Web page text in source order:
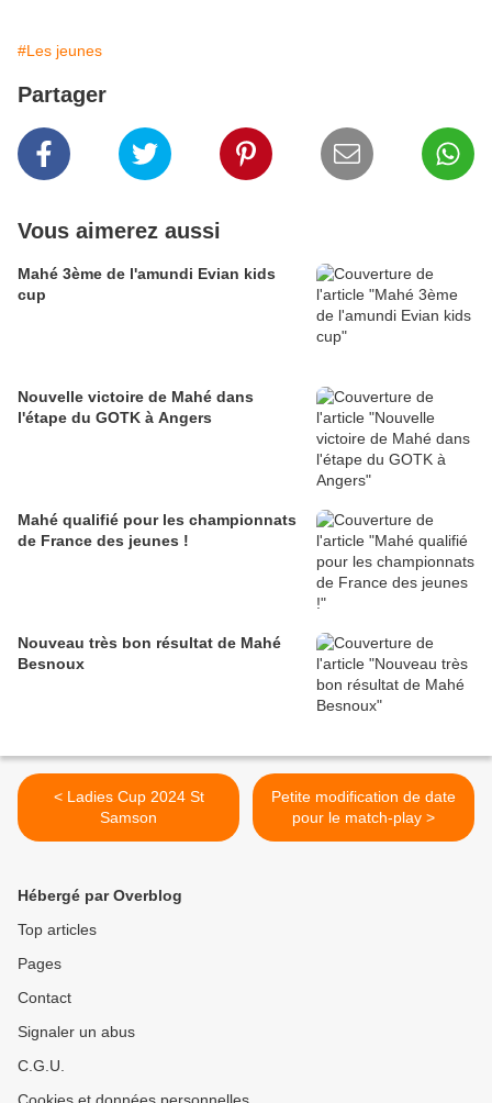
#Les jeunes
Partager
Vous aimerez aussi
Mahé 3ème de l'amundi Evian kids
cup
Nouvelle victoire de Mahé dans
l'étape du GOTK à Angers
Mahé qualifié pour les championnats
de France des jeunes !
Nouveau très bon résultat de Mahé
Besnoux
< Ladies Cup 2024 St
Samson
Petite modification de date
pour le match-play >
Hébergé par Overblog
Top articles
Pages
Contact
Signaler un abus
C.G.U.